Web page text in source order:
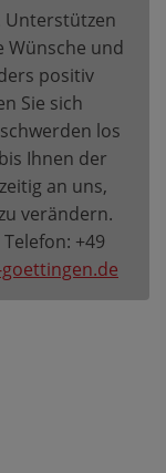
Unterstützen
Wünsche und
positiv
Sie sich
los
Ihnen der
an uns,
verändern.
+49